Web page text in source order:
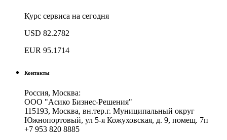
Курс сервиса на сегодня
USD 82.2782
EUR 95.1714
Контакты
Россия, Москва:
ООО "Асико Бизнес-Решения"
115193, Москва, вн.тер.г. Муниципальный округ
Южнопортовый, ул 5-я Кожуховская, д. 9, помещ. 7п
+7 953 820 8885